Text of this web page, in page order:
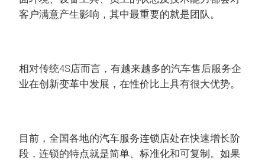
客户满意产生影响，其中最重要的就是团队。
相对传统4S店而言，有越来越多的汽车售后服务企
业在创新变革中发展，在性价比上具有很大优势。
目前，全国各地的汽车服务连锁店处在快速增长阶
段，连锁的特点就是简单、标准化和可复制。如果